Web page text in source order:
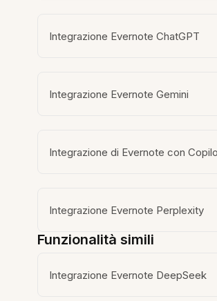
Integrazione Evernote ChatGPT
Integrazione Evernote Gemini
Integrazione di Evernote con
Integrazione Evernote Perplexity
Funzionalità simili
Integrazione Evernote DeepSeek